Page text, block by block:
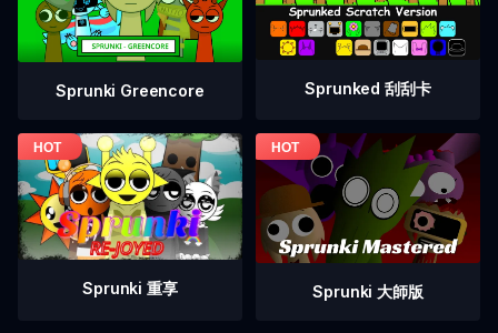
Sprunki Greencore Sprunked 刮刮卡
Sprunki 重享 Sprunki 大師版